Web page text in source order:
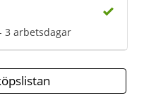
3 arbetsdagar